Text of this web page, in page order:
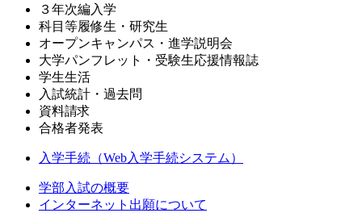
３年次編入学
科目等履修生・研究生
オープンキャンパス・進学説明会
大学パンフレット・受験生応援情報誌
学生生活
入試統計・過去問
資料請求
合格者発表
入学手続（Web入学手続システム）
学部入試の概要
インターネット出願について